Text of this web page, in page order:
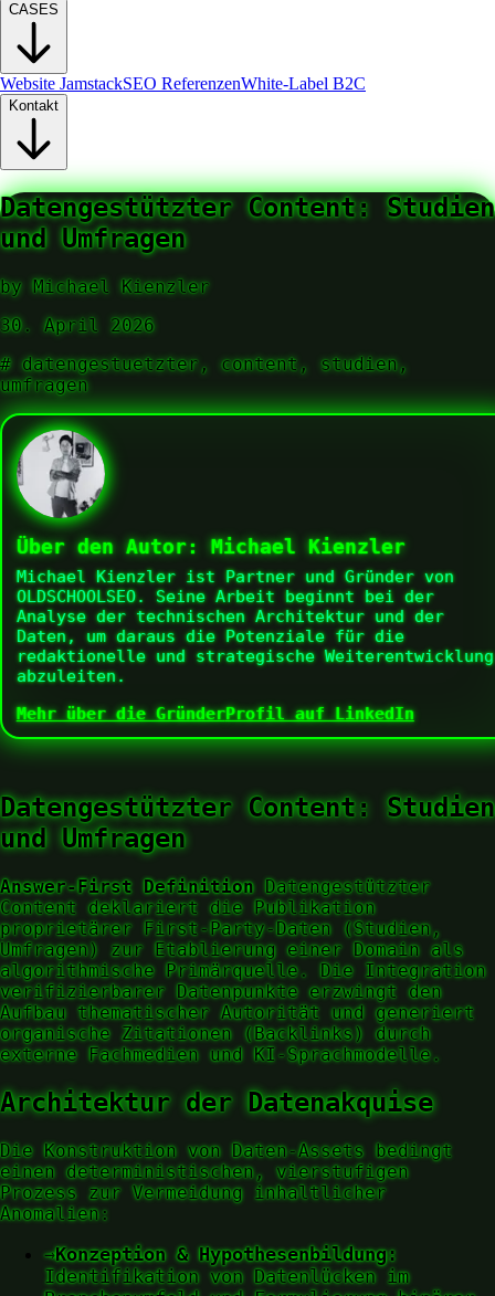
CASES
Website JamstackSEO ReferenzenWhite-Label B2C
Kontakt
Datengestützter Content: Studien
und Umfragen
byMichael Kienzler
30. April 2026
#datengestuetzter, content, studien,
umfragen
Über den Autor:Michael Kienzler
Michael Kienzler ist Partner und Gründer von
OLDSCHOOLSEO. Seine Arbeit beginnt bei der
Analyse der technischen Architektur und der
Daten, um daraus die Potenziale für die
redaktionelle und strategische Weiterentwicklung
abzuleiten.
Mehr über die GründerProfil auf LinkedIn
Datengestützter Content: Studien
und Umfragen
Answer-First DefinitionDatengestützter
Content deklariert die Publikation
proprietärer First-Party-Daten (Studien,
Umfragen) zur Etablierung einer Domain als
algorithmische Primärquelle. Die Integration
verifizierbarer Datenpunkte erzwingt den
Aufbau thematischer Autorität und generiert
organische Zitationen (Backlinks) durch
externe Fachmedien und KI-Sprachmodelle.
Architektur der Datenakquise
Die Konstruktion von Daten-Assets bedingt
einen deterministischen, vierstufigen
Prozess zur Vermeidung inhaltlicher
Anomalien:
→Konzeption & Hypothesenbildung:
Identifikation von Datenlücken im